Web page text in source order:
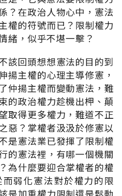
？在政治人物心中，憲法
權的符號而已？限制權力
緒，似乎不堪一擊？
該回頭想想憲法的目的到
揚主權的心理主導修憲，
仲揚主權而變動憲法，難
的政治權力趁機出柙、顛
取得更多權力，難道不正
惡？掌權者汲汲於修憲以
是憲法業已發揮了限制權
的憲法裡，有哪一個機關
為什麼要迎合掌權者的權
弱化憲法對於權力的限
是加重權力限制還是鬆動